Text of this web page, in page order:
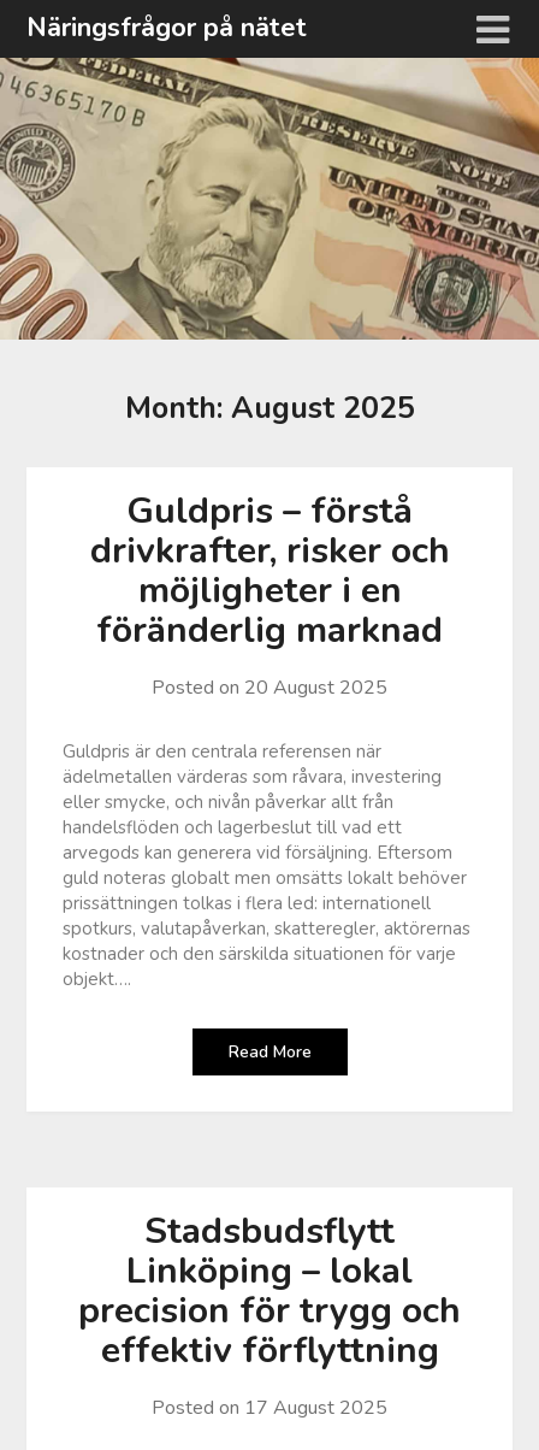
Skip
content
Näringsfrågor på nätet
Month: August 2025
Guldpris – förstå
drivkrafter, risker och
möjligheter i en
föränderlig marknad
Posted on 20 August 2025
Guldpris är den centrala referensen när
ädelmetallen värderas som råvara, investering
eller smycke, och nivån påverkar allt från
handelsflöden och lagerbeslut till vad ett
arvegods kan generera vid försäljning. Eftersom
guld noteras globalt men omsätts lokalt behöver
prissättningen tolkas i flera led: internationell
spotkurs, valutapåverkan, skatteregler, aktörernas
kostnader och den särskilda situationen för varje
objekt….
Read More
Stadsbudsflytt
Linköping – lokal
precision för trygg och
effektiv förflyttning
Posted on 17 August 2025